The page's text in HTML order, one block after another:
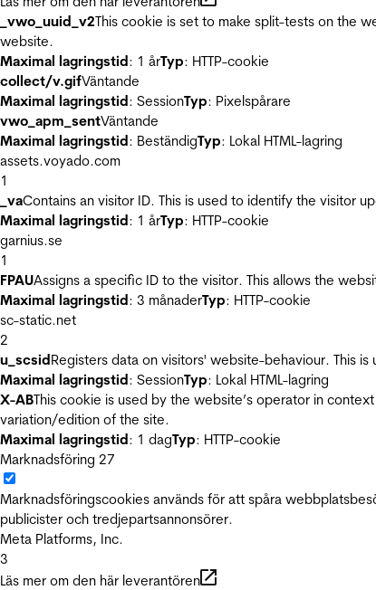
_vwo_uuid_v2This cookie is set to make split-tests on the
website.
Maximal lagringstid: 1 årTyp: HTTP-cookie
collect/v.gifVäntande
Maximal lagringstid: SessionTyp: Pixelspårare
vwo_apm_sentVäntande
Maximal lagringstid: BeständigTyp: Lokal HTML-lagring
assets.voyado.com
1
_vaContains an visitor ID. This is used to identify the visitor
Maximal lagringstid: 1 årTyp: HTTP-cookie
garnius.se
1
FPAUAssigns a specific ID to the visitor. This allows the
Maximal lagringstid: 3 månaderTyp: HTTP-cookie
sc-static.net
2
u_scsidRegisters data on visitors' website-behaviour. This
Maximal lagringstid: SessionTyp: Lokal HTML-lagring
X-ABThis cookie is used by the website’s operator in
variation/edition of the site.
Maximal lagringstid: 1 dagTyp: HTTP-cookie
Marknadsföring 27
Marknadsföringscookies används för att spåra
publicister och tredjepartsannonsörer.
Meta Platforms, Inc.
3
Läs mer om den här leverantören